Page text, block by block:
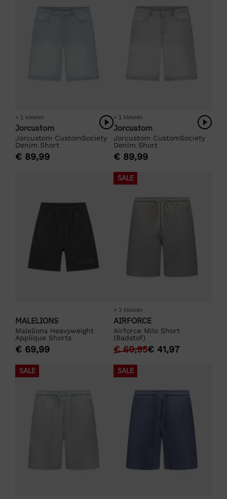
+ 1 kleuren
Jorcustom
Jorcustom CustomSociety
Denim Short
€ 89,99
+ 1 kleuren
Jorcustom
Jorcustom CustomSociety
Denim Short
€ 89,99
MALELIONS
Malelions Heavyweight
Applique Shorts
€ 69,99
SALE
+ 3 kleuren
AIRFORCE
Airforce Milo Short
(Badstof)
€69,95€ 41,97
SALE SALE